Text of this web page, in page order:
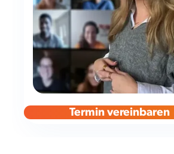
Termin vereinbaren